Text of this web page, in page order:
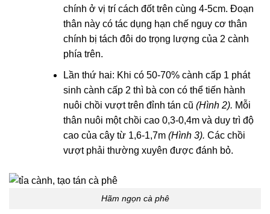
chính ở vị trí cách đốt trên cùng 4-5cm. Đoạn
thân này có tác dụng hạn chế nguy cơ thân
chính bị tách đôi do trọng lượng của 2 cành
phía trên.
Lần thứ hai: Khi có 50-70% cành cấp 1 phát
sinh cành cấp 2 thì bà con có thể tiến hành
nuôi chồi vượt trên đỉnh tán cũ (Hình 2). Mỗi
thân nuôi một chồi cao 0,3-0,4m và duy trì độ
cao của cây từ 1,6-1,7m (Hình 3). Các chồi
vượt phải thường xuyên được đánh bỏ.
Hãm ngọn cà phê